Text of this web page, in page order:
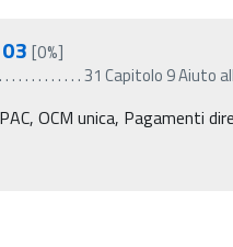
[0%]
. . . . . . . . . . . . . 31 Capitolo 9 Aiuto
OCM unica, Pagamenti